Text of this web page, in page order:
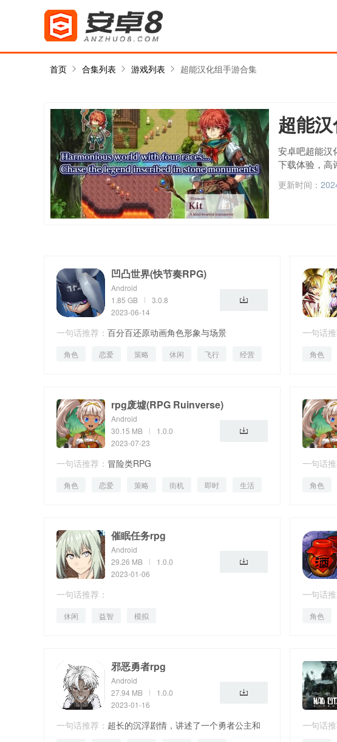
首页 合集列表 游戏列表 超能汉化组手游合集
超能
安卓吧超能汉
下载体验，高
更新时间：
凹凸世界(快节奏RPG)
Android
1.85 GB
3.0.8
2023-06-14
一句话推荐： 百分百还原动画角色形象与场景
角色 恋爱 策略 休闲 飞行
经营
一句话推
角色
rpg废墟(RPG Ruinverse)
Android
30.15 MB
1.0.0
2023-07-23
一句话推荐： 冒险类RPG
角色 恋爱 策略 街机 即时 生活
一句话推
在等着
角色
催眠任务rpg
Android
29.26 MB
1.0.0
2023-01-06
一句话推荐：
休闲 益智 模拟
一句话推
角色
邪恶勇者rpg
Android
27.94 MB
1.0.0
2023-01-16
一句话推荐： 超长的沉浮剧情，讲述了一个勇者公主和 一句话推